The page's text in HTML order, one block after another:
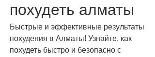
похудеть алматы
Быстрые и эффективные результаты
похудения в Алматы! Узнайте, как
похудеть быстро и безопасно с